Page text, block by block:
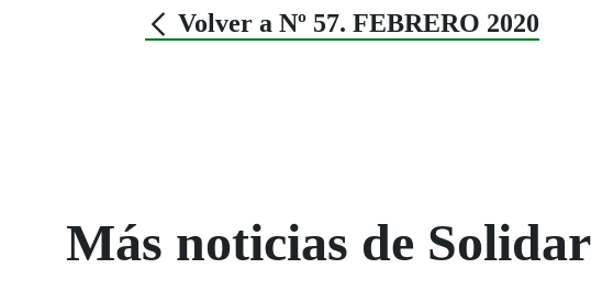
Volver a Nº 57. FEBRERO 2020
Más noticias de